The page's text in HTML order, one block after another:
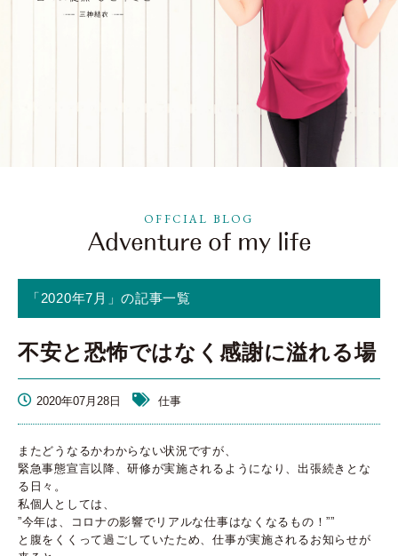
OFFCIAL BLOG
「2020年7月」の記事一覧
不安と恐怖ではなく感謝に溢れる場
2020年07月28日 仕事
またどうなるかわからない状況ですが、
緊急事態宣言以降、研修が実施されるようになり、出張続きとな
る日々。
私個人としては、
”今年は、コロナの影響でリアルな仕事はなくなるもの！””
と腹をくくって過ごしていたため、仕事が実施されるお知らせが